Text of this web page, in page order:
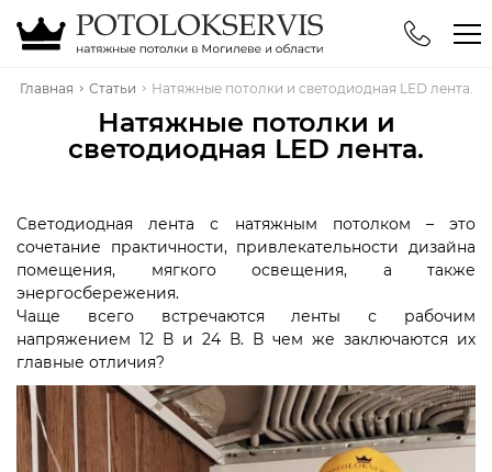
Телефоны
+375 (29) 744-94-71
Главная Статьи Натяжные потолки и светодиодная LED лента.
Натяжные потолки и
светодиодная LED лента.
Светодиодная лента с натяжным потолком – это
сочетание практичности, привлекательности дизайна
помещения, мягкого освещения, а также
энергосбережения.
Чаще всего встречаются ленты с рабочим
напряжением 12 В и 24 В. В чем же заключаются их
главные отличия?